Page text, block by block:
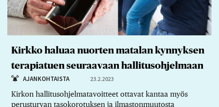
Kirkko haluaa nuorten matalan kynnyksen
terapiatuen seuraavaan hallitusohjelmaan
AJANKOHTAISTA 23.2.2023
Kirkon hallitusohjelmatavoitteet ottavat kantaa myös
perusturvan tasokorotuksen ja ilmastonmuutosta